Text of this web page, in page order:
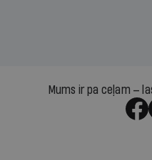
Mums ir pa ceļam —